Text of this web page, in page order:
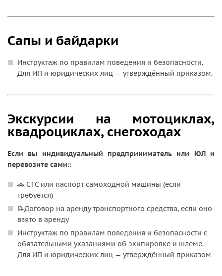
Сапы и байдарки
Инструктаж по правилам поведения и безопасности.
Для ИП и юридических лиц — утверждённый приказом.
Экскурсии на мотоциклах,
квадроциклах, снегоходах
Если вы индивидуальный предприниматель или ЮЛ и
перевозите сами::
🚗 СТС или паспорт самоходной машины (если
требуется)
📝Договор на аренду транспортного средства, если оно
взято в аренду
Инструктаж по правилам поведения и безопасности с
обязательными указаниями об экипировке и шлеме.
Для ИП и юридических лиц — утверждённый приказом